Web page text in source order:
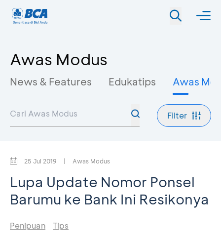
Awas Modus
News & Features Edukatips Awas
Filter
25 Jul 2019 | Awas Modus
Lupa Update Nomor Ponsel
Barumu ke Bank Ini Resikonya
Penipuan Tips